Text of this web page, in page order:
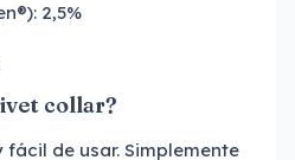
2,5%
collar?
de usar. Simplemente